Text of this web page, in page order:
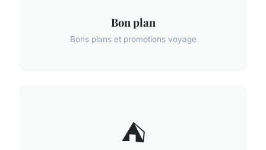
Bon plan
Bons plans et promotions voyage
⛺